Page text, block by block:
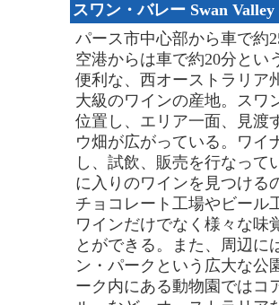
スワン・バレー Swan Valley
パース市中心部から車で約
空港からは車で約20分とい
便利な、西オーストラリア
大級のワインの産地。スワ
位置し、エリア一面、見渡
ウ畑が広がっている。ワイ
し、試飲、販売を行なって
に入りのワインを見つける
チョコレート工場やビール
ワインだけでなく様々な味
とができる。また、周辺に
ン・パークという広大な公
ーク内にある動物園ではコ